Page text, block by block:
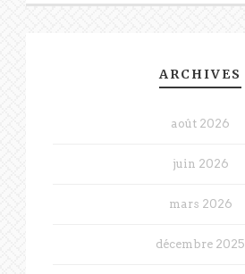
ARCHIVES
août 2026
juin 2026
mars 2026
décembre 2025